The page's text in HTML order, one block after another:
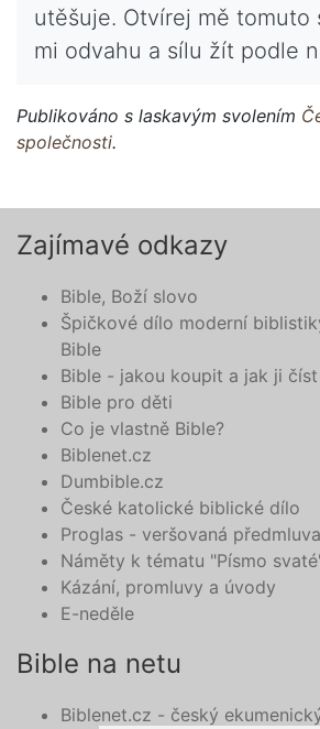
utěšuje. Otvírej mě tomuto
mi odvahu a sílu žít podle
Publikováno s laskavým svolením
společnosti.
Zajímavé odkazy
Bible, Boží slovo
Špičkové dílo moderní
Bible
Bible - jakou koupit a jak ji číst
Bible pro děti
Co je vlastně Bible?
Biblenet.cz
Dumbible.cz
České katolické biblické dílo
Proglas - veršovaná
Náměty k tématu "Písmo
Kázání, promluvy a úvody
E-neděle
Bible na netu
Biblenet.cz - český